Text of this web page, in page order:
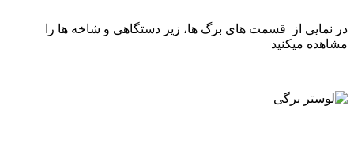
در نمایی از قسمت های برگ ها، زیر دستگاهی و شاخه ها را
مشاهده میکنید